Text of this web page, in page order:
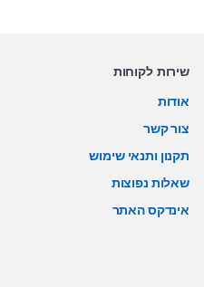
שירות לקוחות
אודות
צור קשר
תקנון ותנאי שימוש
שאלות נפוצות
אינדקס האתר